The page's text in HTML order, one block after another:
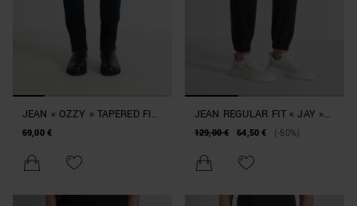
JEAN « OZZY » TAPERED FIT
ICONIQUE EN DENIM
69,00 €
JEAN REGULAR FIT « JAY »
EN DENIM NOIR AVEC
129,00 € 64,50 € (-50%)